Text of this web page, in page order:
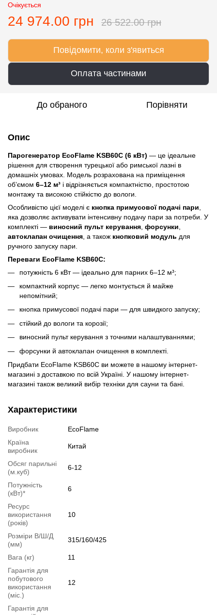
Очікується
24 974.00 грн 26 522.00 грн
Повідомити, коли з'явиться
Оплата частинами
До обраного Порівняти
Опис
Парогенератор EcoFlame KSB60C (6 кВт) — це ідеальне
рішення для створення турецької або римської лазні в
домашніх умовах. Модель розрахована на приміщення
об’ємом 6–12 м³ і відрізняється компактністю, простотою
монтажу та високою стійкістю до вологи.
Особливістю цієї моделі є кнопка примусової подачі пари
яка дозволяє активувати інтенсивну подачу пари за потреби. У
комплекті — виносний пульт керування форсунки
автоклапан очищення , а також кнопковий модуль для
ручного запуску пари.
Переваги EcoFlame KSB60C:
потужність 6 кВт — ідеально для парних 6–12 м³;
компактний корпус — легко монтується й майже
непомітний;
кнопка примусової подачі пари — для швидкого запуску;
стійкий до вологи та корозії;
виносний пульт керування з точними налаштуваннями;
форсунки й автоклапан очищення в комплекті.
Придбати EcoFlame KSB60C ви можете в нашому інтернет-
магазині з доставкою по всій Україні. У нашому інтернет-
магазині також великий вибір техніки для сауни та бані.
Характеристики
Виробник
EcoFlame
Країна
виробник
Китай
Обсяг парильні
(м.куб)
6-12
Потужність
(кВт)*
6
Ресурс
використання
(років)
10
Розміри В/Ш/Д
(мм)
315/160/425
Вага (кг)
11
Гарантія для
побутового
використання
(міс.)
12
Гарантія для